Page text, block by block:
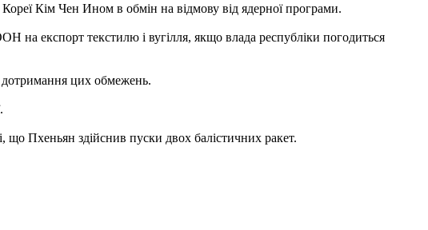
Кім Чен Ином в обмін на відмову від ядерної програми.
експорт текстилю і вугілля, якщо влада республіки погодиться
цих обмежень.
Пхеньян здійснив пуски двох балістичних ракет.